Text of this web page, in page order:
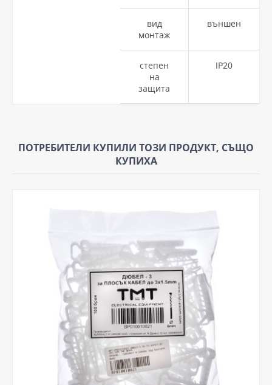
вид
монтаж
външен
степен
на
защита
IP20
ПОТРЕБИТЕЛИ КУПИЛИ ТОЗИ ПРОДУКТ, СЪЩО
КУПИХА